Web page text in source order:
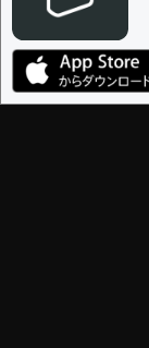
決定に
編集ガイドライン